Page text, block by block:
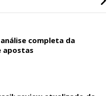
completa da
apostas